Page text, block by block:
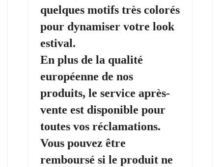
quelques motifs très colorés
pour dynamiser votre look
estival.
En plus de la qualité
européenne de nos
produits, le service après-
vente est disponible pour
toutes vos réclamations.
Vous pouvez être
remboursé si le produit ne